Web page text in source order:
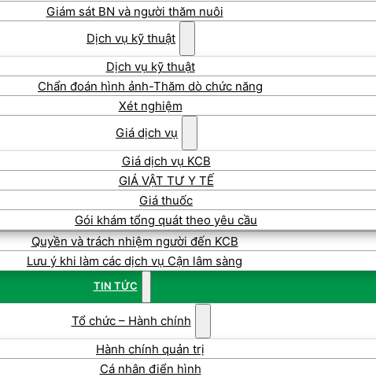
Giám sát BN và người thăm nuôi
Dịch vụ kỹ thuật
Dịch vụ kỹ thuật
Chẩn đoán hình ảnh-Thăm dò chức năng
Xét nghiệm
Giá dịch vụ
Giá dịch vụ KCB
GIÁ VẬT TƯ Y TẾ
Giá thuốc
Gói khám tổng quát theo yêu cầu
Quyền và trách nhiệm người đến KCB
Lưu ý khi làm các dịch vụ Cận lâm sàng
TIN TỨC
Tổ chức – Hành chính
Hành chính quản trị
Cá nhân điển hình